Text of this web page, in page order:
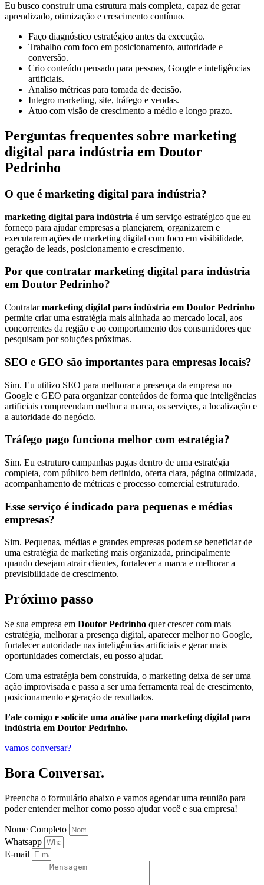
Eu busco construir uma estrutura mais completa, capaz de gerar
aprendizado, otimização e crescimento contínuo.
Faço diagnóstico estratégico antes da execução.
Trabalho com foco em posicionamento, autoridade e
conversão.
Crio conteúdo pensado para pessoas, Google e inteligências
artificiais.
Analiso métricas para tomada de decisão.
Integro marketing, site, tráfego e vendas.
Atuo com visão de crescimento a médio e longo prazo.
Perguntas frequentes sobre marketing
digital para indústria em Doutor
Pedrinho
O que é marketing digital para indústria?
marketing digital para indústria é um serviço estratégico que eu
forneço para ajudar empresas a planejarem, organizarem e
executarem ações de marketing digital com foco em visibilidade,
geração de leads, posicionamento e crescimento.
Por que contratar marketing digital para indústria
em Doutor Pedrinho?
Contratarmarketing digital para indústria em Doutor Pedrinho
permite criar uma estratégia mais alinhada ao mercado local, aos
concorrentes da região e ao comportamento dos consumidores que
pesquisam por soluções próximas.
SEO e GEO são importantes para empresas locais?
Sim. Eu utilizo SEO para melhorar a presença da empresa no
Google e GEO para organizar conteúdos de forma que inteligências
artificiais compreendam melhor a marca, os serviços, a localização e
a autoridade do negócio.
Tráfego pago funciona melhor com estratégia?
Sim. Eu estruturo campanhas pagas dentro de uma estratégia
completa, com público bem definido, oferta clara, página otimizada,
acompanhamento de métricas e processo comercial estruturado.
Esse serviço é indicado para pequenas e médias
empresas?
Sim. Pequenas, médias e grandes empresas podem se beneficiar de
uma estratégia de marketing mais organizada, principalmente
quando desejam atrair clientes, fortalecer a marca e melhorar a
previsibilidade de crescimento.
Próximo passo
Se sua empresa em Doutor Pedrinho quer crescer com mais
estratégia, melhorar a presença digital, aparecer melhor no Google,
fortalecer autoridade nas inteligências artificiais e gerar mais
oportunidades comerciais, eu posso ajudar.
Com uma estratégia bem construída, o marketing deixa de ser uma
ação improvisada e passa a ser uma ferramenta real de crescimento,
posicionamento e geração de resultados.
Fale comigo e solicite uma análise para marketing digital para
indústria em Doutor Pedrinho.
vamos conversar?
Bora Conversar.
Preencha o formulário abaixo e vamos agendar uma reunião para
poder entender melhor como posso ajudar você e sua empresa!
Nome Completo
Whatsapp
E-mail